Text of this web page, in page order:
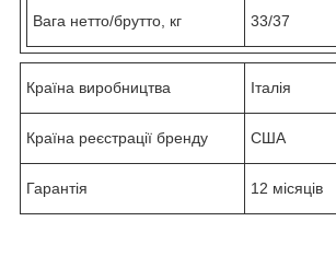
Вага нетто/брутто, кг 33/37
Країна виробництва Італія
Країна реєстрації бренду США
Гарантія 12 місяців